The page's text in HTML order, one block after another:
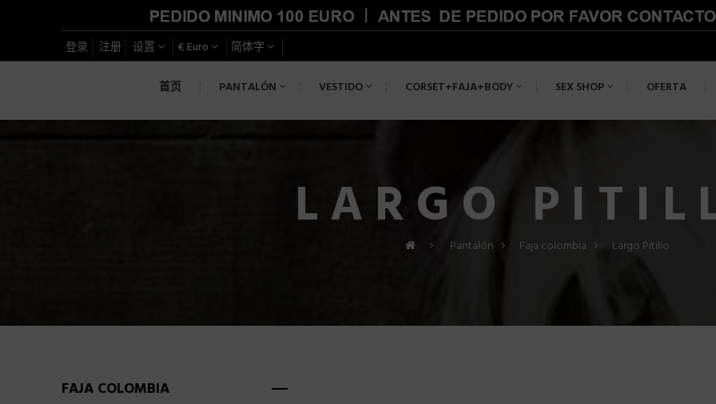
登录 注册 设置 € Euro 简体字
首页 PANTALÓN VESTIDO CORSET+FAJA+BODY SEX SHOP OFERTA
LARGO
> Pantalón > Faja colombia > Largo Pitillo
FAJA COLOMBIA